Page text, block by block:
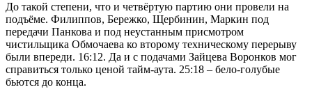
До такой степени, что и четвёртую партию они провели на
подъёме. Филиппов, Бережко, Щербинин, Маркин под
передачи Панкова и под неустанным присмотром
чистильщика Обмочаева ко второму техническому перерыву
были впереди. 16:12. Да и с подачами Зайцева Воронков мог
справиться только ценой тайм-аута. 25:18 – бело-голубые
бьются до конца.